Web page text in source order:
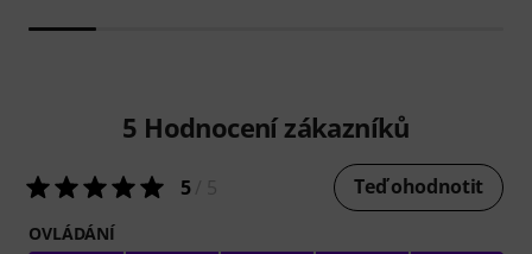
5 Hodnocení zákazníků
5/ 5 Teď ohodnotit
OVLÁDÁNÍ